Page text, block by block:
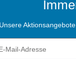
Unsere